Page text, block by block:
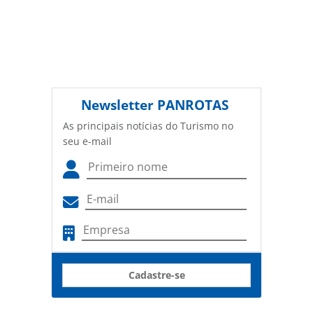
Newsletter PANROTAS
As principais notícias do Turismo no
seu e-mail
Cadastre-se